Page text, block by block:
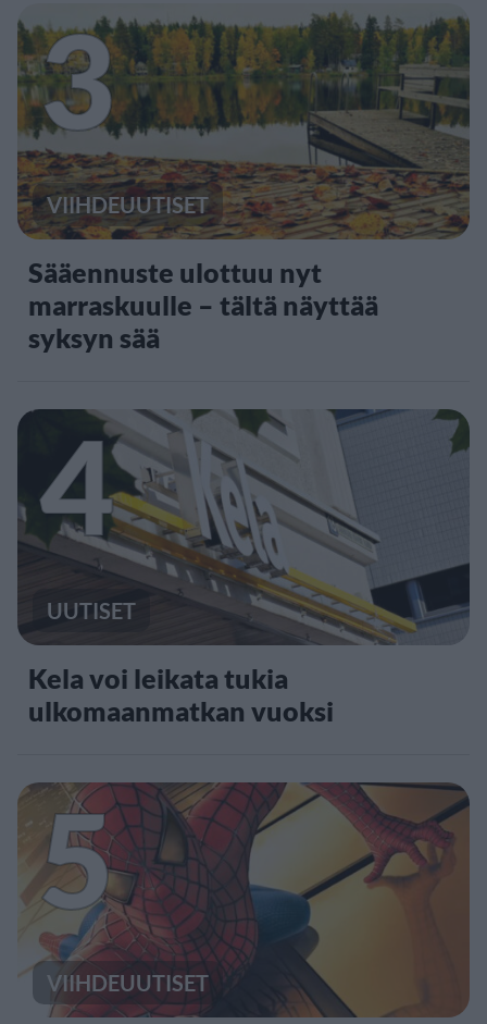
3
VIIHDEUUTISET
Sääennuste ulottuu nyt
marraskuulle – tältä näyttää
syksyn sää
4
UUTISET
Kela voi leikata tukia
ulkomaanmatkan vuoksi
5
VIIHDEUUTISET